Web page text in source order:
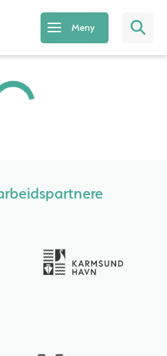
Meny